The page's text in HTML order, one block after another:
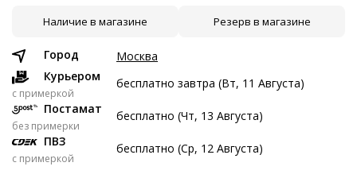
10 авг
24 авг
21 сен
Без переплат
Долями
Разделите стоимость покупки
Заплатите сейчас только часть, а оставшееся будем
Наличие в магазине Резерв в магазине
Город
Москва
Курьером
c примеркой
бесплатно завтра (Вт, 11 Августа)
Постамат
без примерки
бесплатно (Чт, 13 Августа)
ПВЗ
с примеркой
бесплатно (Ср, 12 Августа)